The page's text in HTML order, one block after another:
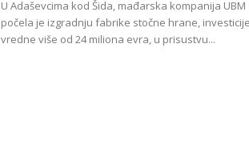
U Adaševcima kod Šida, mađarska kompanija UBM
počela je izgradnju fabrike stočne hrane,
vredne više od 24 miliona evra, u prisustvu...